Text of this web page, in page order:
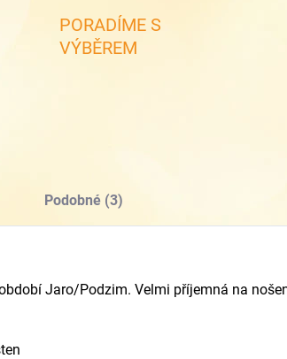
PORADÍME S
VÝBĚREM
Podobné (3)
Jaro/Podzim. Velmi příjemná na